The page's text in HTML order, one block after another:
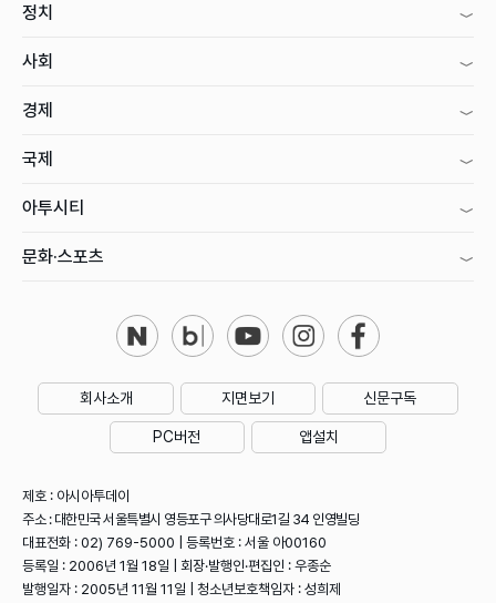
정치
사회
경제
국제
아투시티
문화·스포츠
회사소개 지면보기 신문구독
PC버전 앱설치
제호 : 아시아투데이
주소 : 대한민국 서울특별시 영등포구 의사당대로1길 34 인영빌딩
대표전화 : 02) 769-5000 | 등록번호 : 서울 아00160
등록일 : 2006년 1월 18일 | 회장·발행인·편집인 : 우종순
발행일자 : 2005년 11월 11일 | 청소년보호책임자 : 성희제